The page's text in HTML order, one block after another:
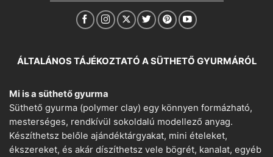
ÁLTALÁNOS TÁJÉKOZTATÓ A SÜTHETŐ GYURMÁRÓL
Mi is a süthető gyurma
Süthető gyurma (polymer clay) egy könnyen formázható,
mesterséges, rendkívül sokoldalú modellező anyag.
Készíthetsz belőle ajándéktárgyakat, mini ételeket,
ékszereket, és akár díszíthetsz vele bögrét, kanalat, egyéb